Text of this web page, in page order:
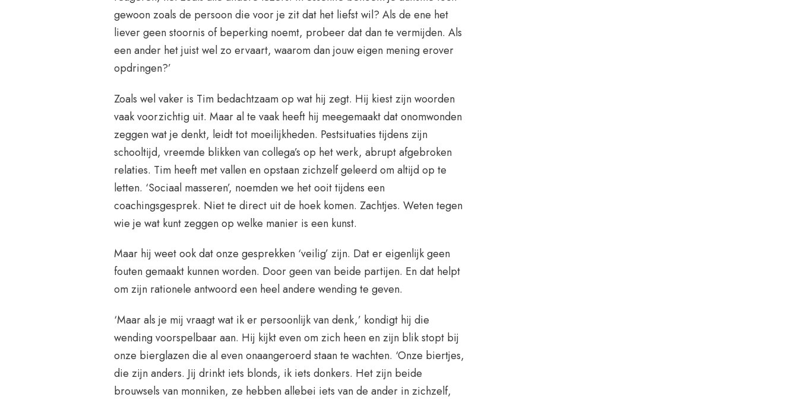
gewoon zoals de persoon die voor je zit dat het liefst wil? Als de ene het
liever geen stoornis of beperking noemt, probeer dat dan te vermijden. Als
een ander het juist wel zo ervaart, waarom dan jouw eigen mening erover
opdringen?’
Zoals wel vaker is Tim bedachtzaam op wat hij zegt. Hij kiest zijn woorden
vaak voorzichtig uit. Maar al te vaak heeft hij meegemaakt dat onomwonden
zeggen wat je denkt, leidt tot moeilijkheden. Pestsituaties tijdens zijn
schooltijd, vreemde blikken van collega’s op het werk, abrupt afgebroken
relaties. Tim heeft met vallen en opstaan zichzelf geleerd om altijd op te
letten. ‘Sociaal masseren’, noemden we het ooit tijdens een
coachingsgesprek. Niet te direct uit de hoek komen. Zachtjes. Weten tegen
wie je wat kunt zeggen op welke manier is een kunst.
Maar hij weet ook dat onze gesprekken ‘veilig’ zijn. Dat er eigenlijk geen
fouten gemaakt kunnen worden. Door geen van beide partijen. En dat helpt
om zijn rationele antwoord een heel andere wending te geven.
‘Maar als je mij vraagt wat ik er persoonlijk van denk,’ kondigt hij die
wending voorspelbaar aan. Hij kijkt even om zich heen en zijn blik stopt bij
onze bierglazen die al even onaangeroerd staan te wachten. ‘Onze biertjes,
die zijn anders. Jij drinkt iets blonds, ik iets donkers. Het zijn beide
brouwsels van monniken, ze hebben allebei iets van de ander in zichzelf,